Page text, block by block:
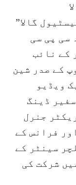
گالا”
سی پی سی
کے نائب
کے صدر شین
ویڈیو
ڈینگ
جنرل
فرانس کے
سینٹر کے
شرکت کی